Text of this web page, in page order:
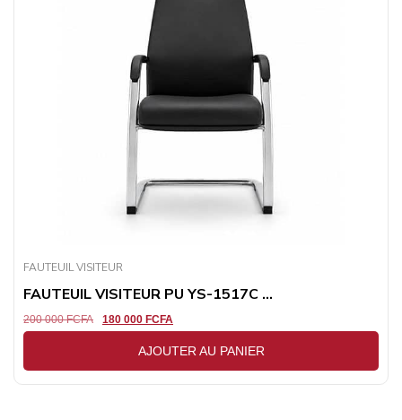
FAUTEUIL VISITEUR
FAUTEUIL VISITEUR PU YS-1517C ...
200 000FCFA 180 000 FCFA
AJOUTER AU PANIER